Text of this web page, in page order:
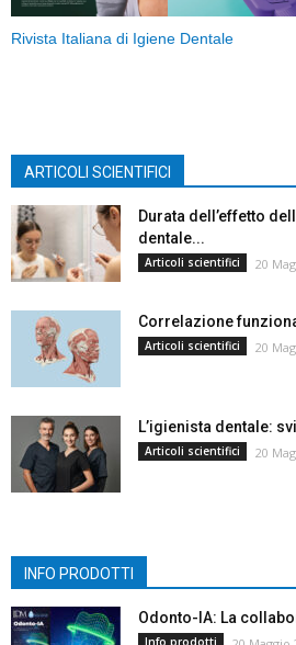
Rivista Italiana di Igiene Dentale
ARTICOLI SCIENTIFICI
Durata dell’effetto
dentale...
Articoli scientifici 20
Correlazione
Articoli scientifici 20
L’igienista dentale:
Articoli scientifici 20
INFO PRODOTTI
Odonto-IA: La